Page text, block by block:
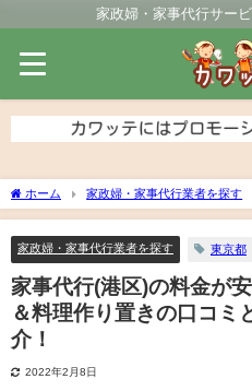
家政婦・家事代行サー
ホーム 家政婦・家事代行業者を探す
一人暮らし＆料理作り置きの口コミと掃除
家政婦・家事代行業者を探す 東京都
家事代行(港区)の料金が
＆料理作り置きの口コミ
介！
2022年2月8日